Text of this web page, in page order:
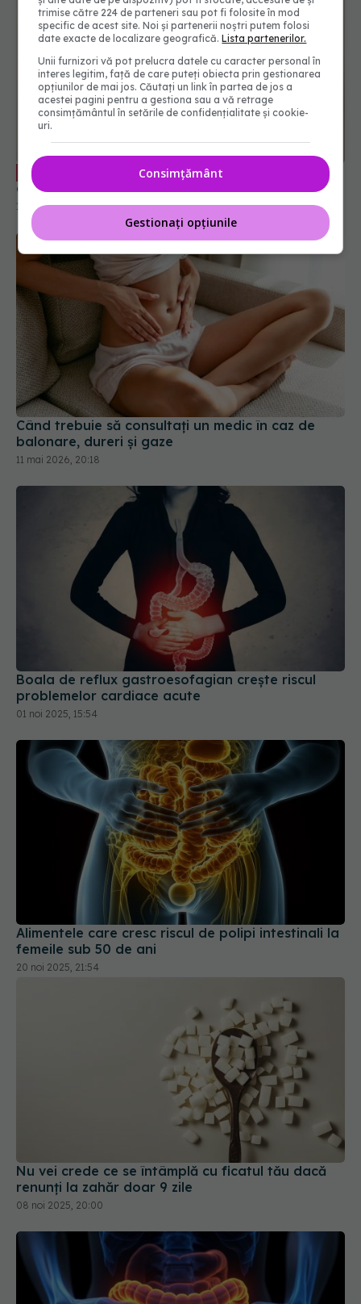
EXCLUSIV
cafea și iei pastile
16 iun 2026, 20:03
Când trebuie să consultați un medic în caz de
balonare, dureri și gaze
11 mai 2026, 20:18
Boala de reflux gastroesofagian crește riscul
problemelor cardiace acute
01 noi 2025, 15:54
Alimentele care cresc riscul de polipi intestinali la
femeile sub 50 de ani
20 noi 2025, 21:54
Nu vei crede ce se întâmplă cu ficatul tău dacă
renunți la zahăr doar 9 zile
08 noi 2025, 20:00
trimise către 224 de parteneri sau pot fi folosite în mod
specific de acest site. Noi și partenerii noștri putem folosi
date exacte de localizare geografică.Lista partenerilor.
Unii furnizori vă pot prelucra datele cu caracter personal în
interes legitim, față de care puteți obiecta prin gestionarea
opțiunilor de mai jos. Căutați un link în partea de jos a
acestei pagini pentru a gestiona sau a vă retrage
consimțământul în setările de confidențialitate și cookie-
uri.
Consimțământ
Gestionați opțiunile